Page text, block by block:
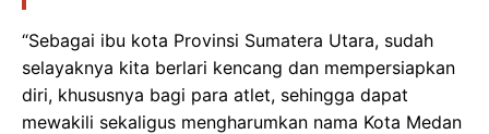
“Sebagai ibu kota Provinsi Sumatera Utara, sudah
selayaknya kita berlari kencang dan mempersiapkan
diri, khususnya bagi para atlet, sehingga dapat
mewakili sekaligus mengharumkan nama Kota Medan